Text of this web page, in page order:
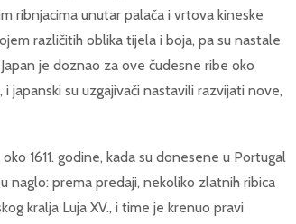
ribnjacima unutar palača i vrtova kineske
različitih oblika tijela i boja, pa su nastale
je doznao za ove čudesne ribe oko
japanski su uzgajivači nastavili razvijati nove,
1611. godine, kada su donesene u Portugal
naglo: prema predaji, nekoliko zlatnih ribica
kralja Luja XV., i time je krenuo pravi